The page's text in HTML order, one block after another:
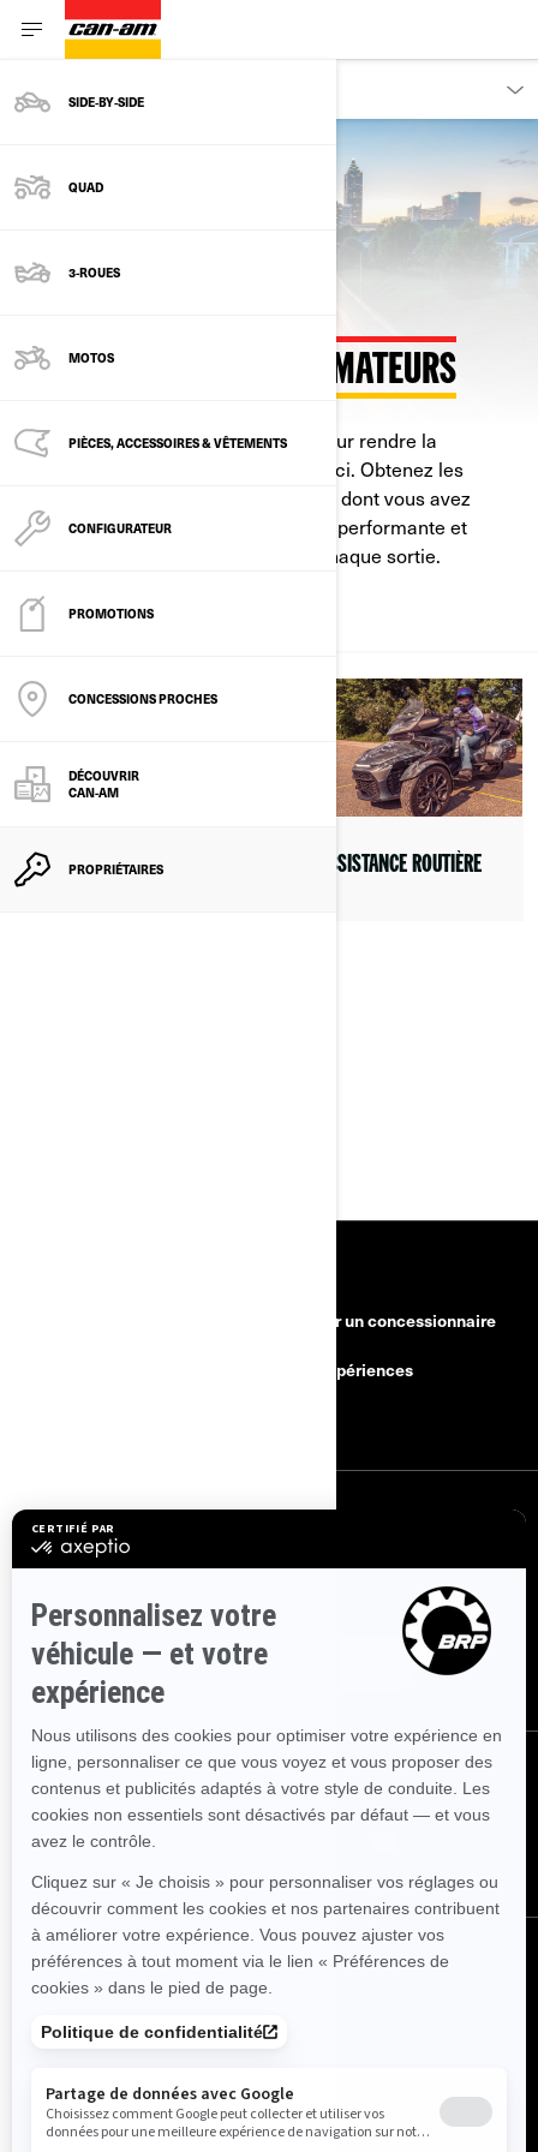
SIDE‑BY‑SIDE
QUAD
3-ROUES
MOTOS
PIÈCES, ACCESSOIRES & VÊTEMENTS
CONFIGURATEUR
PROMOTIONS
CONCESSIONS PROCHES
DÉCOUVRIR
CAN-AM
PROPRIÉTAIRES
SERVICES AUX CONSOMMATEURS
Les services Can‑Am sont conçus pour rendre la
possession simple, fiable et sans souci. Obtenez les
conseils, les outils et le soutien dédié dont vous avez
besoin pour que votre machine reste performante et
fonctionne à son meilleur niveau à chaque sortie.
SERVICES
SERVICE CLIENT ASSISTANCE ROUTIÈRE
Devenir un concessionnaire
BRP Expériences
S'INSCRIRE
Inscrivez-vous à nos courriels.Recevez les dernières nouvelles, les
ABONNEZ-VOUS
NOUS SUIVRE